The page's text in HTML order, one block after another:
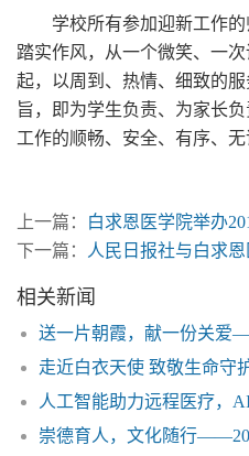
学校所有参加迎新工作
踏实作风，从一个微笑、一
起，以周到、热情、细致的
旨，即为学生负责、为家长
工作的顺畅、安全、有序、无
上一篇：
白求恩医学院举办
下一篇：
人民日报社与白求
相关新闻